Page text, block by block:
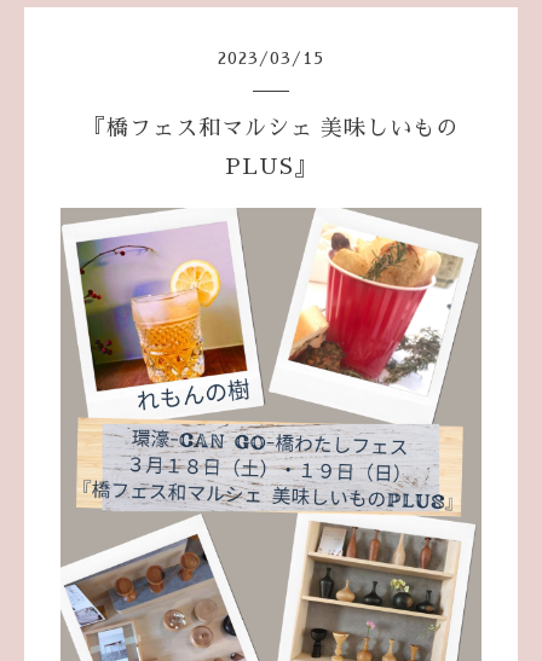
2023 /03 / 15
『橋フェス和マルシェ 美味しいもの
PLUS』